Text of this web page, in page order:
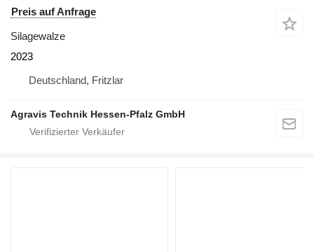
Preis auf Anfrage
Silagewalze
2023
Deutschland, Fritzlar
Agravis Technik Hessen-Pfalz GmbH